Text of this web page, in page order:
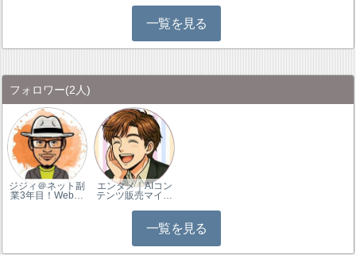
一覧を見る
フォロワー(2人)
ジジィ＠ネット副
業3年目！Web…
エンタメ｜AIコン
テンツ販売マイ…
一覧を見る